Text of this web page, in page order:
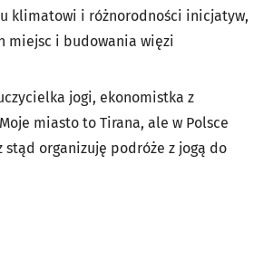
klimatowi i różnorodności inicjatyw,
miejsc i budowania więzi
jogi, ekonomistka z
miasto to Tirana, ale w Polsce
stąd organizuję podróże z jogą do